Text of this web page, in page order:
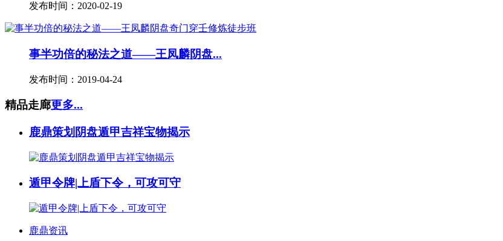
发布时间：2020-02-19
事半功倍的秘法之道——王凤麟阴盘...
发布时间：2019-04-24
精品走廊更多...
鹿鼎策划阴盘遁甲吉祥宝物揭示
遁甲令牌|上盾下令，可攻可守
鹿鼎资讯